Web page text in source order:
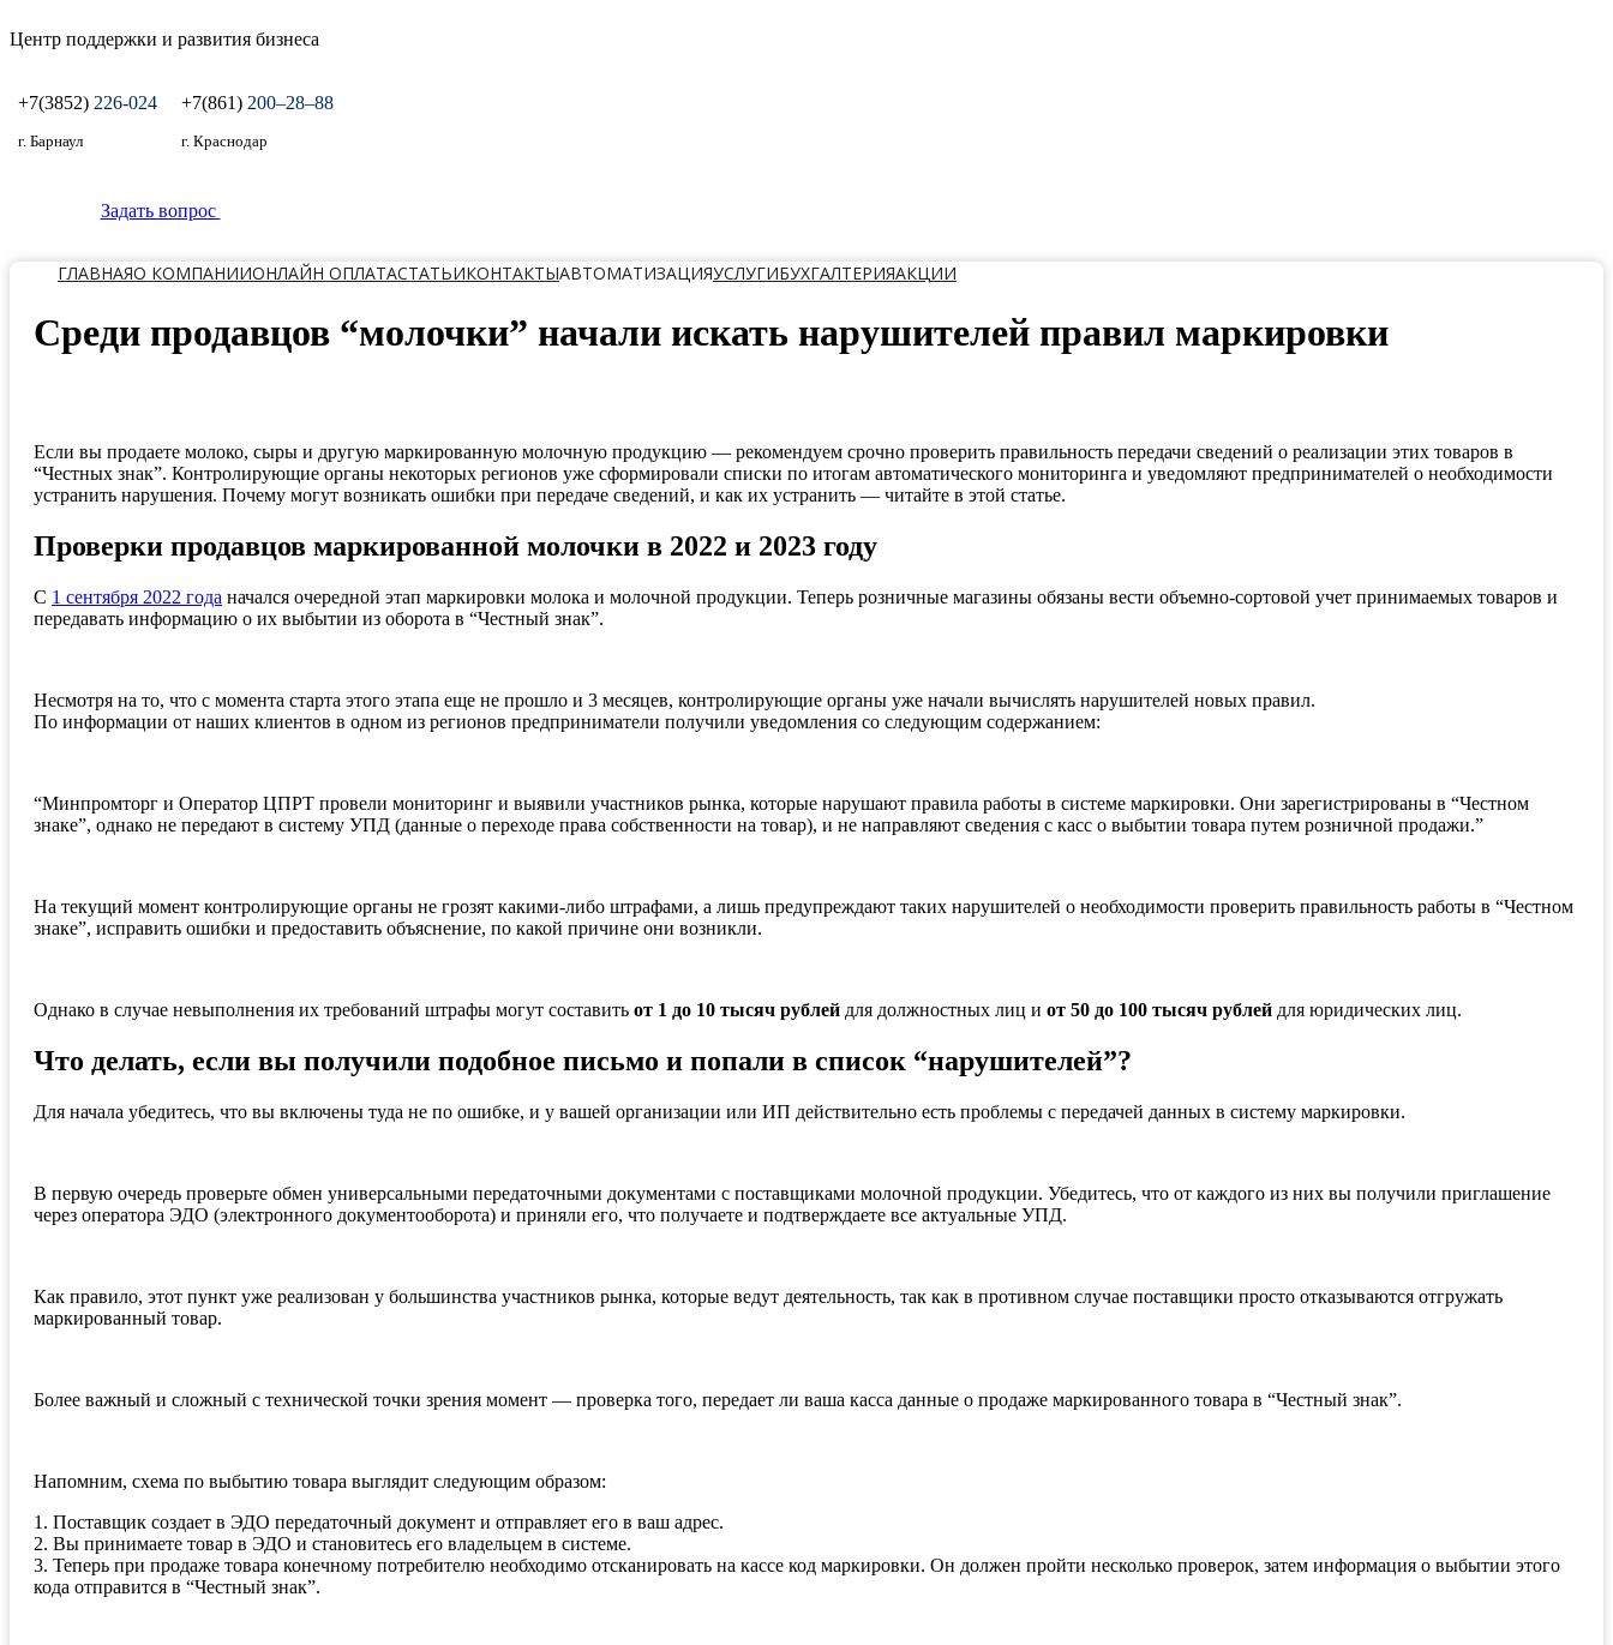
Центр поддержки и развития бизнеса
+7(3852) 226-024
г. Барнаул
+7(861) 200‒28‒88
г. Краснодар
Задать вопрос
ГЛАВНАЯО КОМПАНИИОНЛАЙН ОПЛАТАСТАТЬИКОНТАКТЫАВТОМАТИЗАЦИЯУСЛУГИБУХГАЛТЕРИЯАКЦИИ
Среди продавцов “молочки” начали искать нарушителей правил маркировки
Если вы продаете молоко, сыры и другую маркированную молочную продукцию — рекомендуем срочно проверить правильность передачи сведений о реализации этих товаров в
“Честных знак”. Контролирующие органы некоторых регионов уже сформировали списки по итогам автоматического мониторинга и уведомляют предпринимателей о необходимости
устранить нарушения. Почему могут возникать ошибки при передаче сведений, и как их устранить — читайте в этой статье.
Проверки продавцов маркированной молочки в 2022 и 2023 году
С 1 сентября 2022 года начался очередной этап маркировки молока и молочной продукции. Теперь розничные магазины обязаны вести объемно-сортовой учет принимаемых товаров и
передавать информацию о их выбытии из оборота в “Честный знак”.
Несмотря на то, что с момента старта этого этапа еще не прошло и 3 месяцев, контролирующие органы уже начали вычислять нарушителей новых правил.
По информации от наших клиентов в одном из регионов предприниматели получили уведомления со следующим содержанием:
“Минпромторг и Оператор ЦПРТ провели мониторинг и выявили участников рынка, которые нарушают правила работы в системе маркировки. Они зарегистрированы в “Честном
знаке”, однако не передают в систему УПД (данные о переходе права собственности на товар), и не направляют сведения с касс о выбытии товара путем розничной продажи.”
На текущий момент контролирующие органы не грозят какими-либо штрафами, а лишь предупреждают таких нарушителей о необходимости проверить правильность работы в “Честном
знаке”, исправить ошибки и предоставить объяснение, по какой причине они возникли.
Однако в случае невыполнения их требований штрафы могут составить от 1 до 10 тысяч рублей для должностных лиц и от 50 до 100 тысяч рублей для юридических лиц.
Что делать, если вы получили подобное письмо и попали в список “нарушителей”?
Для начала убедитесь, что вы включены туда не по ошибке, и у вашей организации или ИП действительно есть проблемы с передачей данных в систему маркировки.
В первую очередь проверьте обмен универсальными передаточными документами с поставщиками молочной продукции. Убедитесь, что от каждого из них вы получили приглашение
через оператора ЭДО (электронного документооборота) и приняли его, что получаете и подтверждаете все актуальные УПД.
Как правило, этот пункт уже реализован у большинства участников рынка, которые ведут деятельность, так как в противном случае поставщики просто отказываются отгружать
маркированный товар.
Более важный и сложный с технической точки зрения момент — проверка того, передает ли ваша касса данные о продаже маркированного товара в “Честный знак”.
Напомним, схема по выбытию товара выглядит следующим образом:
1. Поставщик создает в ЭДО передаточный документ и отправляет его в ваш адрес.
2. Вы принимаете товар в ЭДО и становитесь его владельцем в системе.
3. Теперь при продаже товара конечному потребителю необходимо отсканировать на кассе код маркировки. Он должен пройти несколько проверок, затем информация о выбытии этого
кода отправится в “Честный знак”.